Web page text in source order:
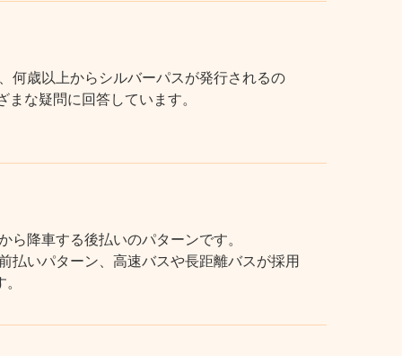
何歳以上からシルバーパスが発行されるの
な疑問に回答しています。
降車する後払いのパターンです。
払いパターン、高速バスや長距離バスが採用